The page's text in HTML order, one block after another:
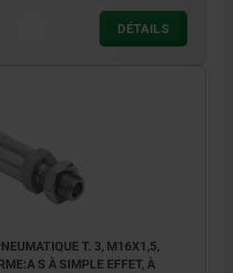
à rétraction
pneumatique
DÉTAILS
T. 3, M16X1,5,
S À SIMPLE EFFET, À